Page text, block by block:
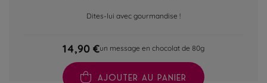
Dites-lui avec gourmandise !
14,90 €un message en chocolat de 80g
AJOUTER AU PANIER